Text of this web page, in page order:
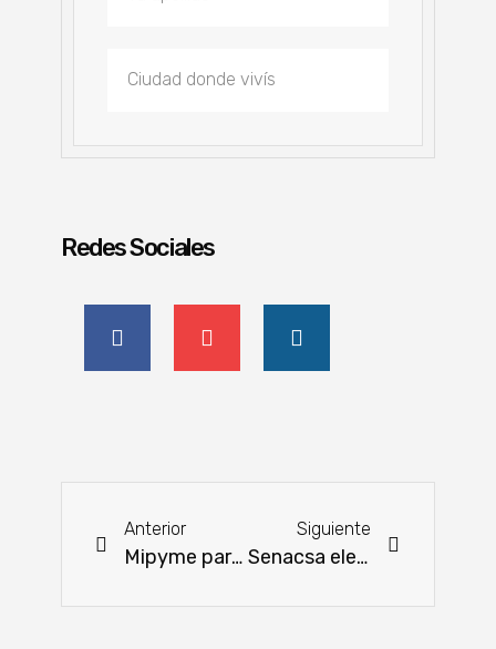
Redes Sociales
Anterior
Mipyme paraguaya innova el mercado de las galletitas infantiles
Siguiente
Senacsa eleva los estándares de control con su aplicación para transporte ganadero